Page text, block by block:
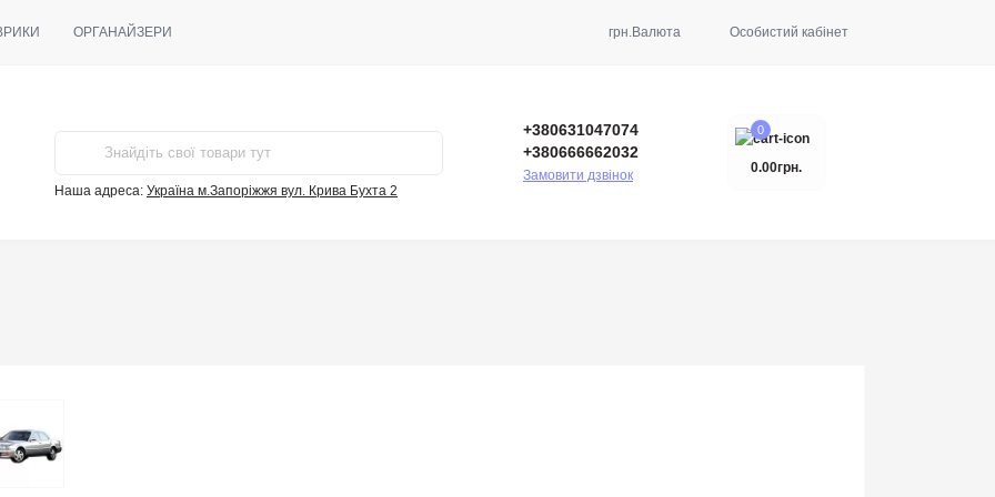
ОРГАНАЙЗЕРИ грн.Валюта Особистий кабінет
Наша адреса: Україна м.Запоріжжя вул. Крива Бухта 2
+380631047074
+380666662032
Замовити дзвінок
0
0.00грн.